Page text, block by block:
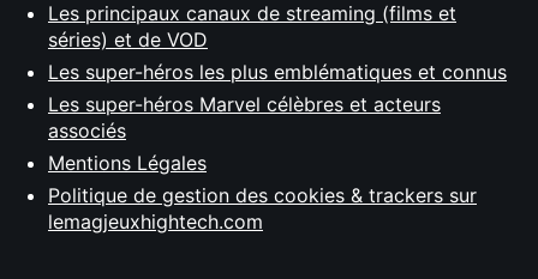
Les principaux canaux de streaming (films et
séries) et de VOD
Les super-héros les plus emblématiques et connus
Les super-héros Marvel célèbres et acteurs
associés
Mentions Légales
Politique de gestion des cookies & trackers sur
lemagjeuxhightech.com